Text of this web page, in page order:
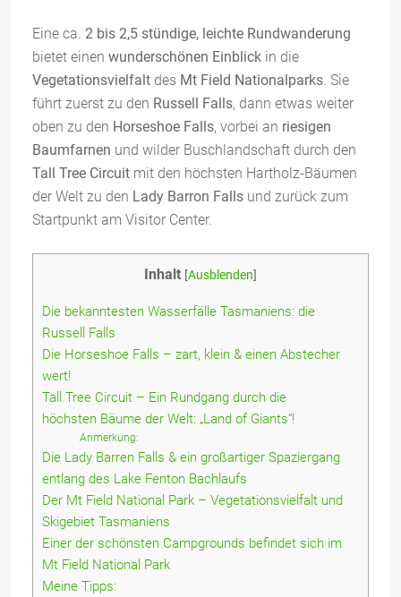
Eine ca. 2 bis 2,5 stündige, leichte Rundwanderung
bietet einen wunderschönen Einblick in die
Vegetationsvielfalt des Mt Field Nationalparks . Sie
führt zuerst zu den Russell Falls, dann etwas weiter
oben zu den Horseshoe Falls, vorbei an riesigen
Baumfarnen und wilder Buschlandschaft durch den
Tall Tree Circuit mit den höchsten Hartholz-Bäumen
der Welt zu den Lady Barron Falls und zurück zum
Startpunkt am Visitor Center.
Inhalt [Ausblenden]
Die bekanntesten Wasserfälle Tasmaniens: die
Russell Falls
Die Horseshoe Falls – zart, klein & einen Abstecher
wert!
Tall Tree Circuit – Ein Rundgang durch die
höchsten Bäume der Welt: „Land of Giants“!
Anmerkung:
Die Lady Barren Falls & ein großartiger Spaziergang
entlang des Lake Fenton Bachlaufs
Der Mt Field National Park – Vegetationsvielfalt und
Skigebiet Tasmaniens
Einer der schönsten Campgrounds befindet sich im
Mt Field National Park
Meine Tipps: